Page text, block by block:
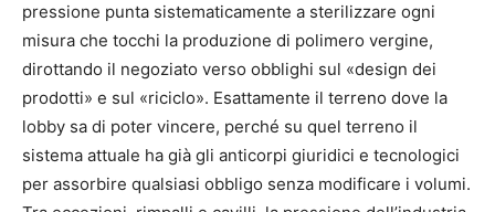
pressione punta sistematicamente a sterilizzare ogni
misura che tocchi la produzione di polimero vergine,
dirottando il negoziato verso obblighi sul «design dei
prodotti» e sul «riciclo». Esattamente il terreno dove la
lobby sa di poter vincere, perché su quel terreno il
sistema attuale ha già gli anticorpi giuridici e tecnologici
per assorbire qualsiasi obbligo senza modificare i volumi.